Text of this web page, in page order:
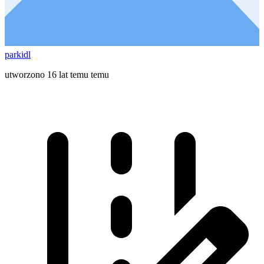
parkidl
utworzono 16 lat temu temu